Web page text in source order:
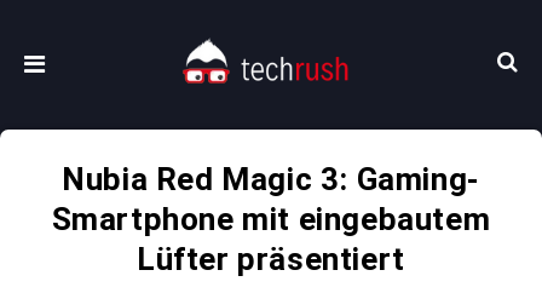
Nubia Red Magic 3: Gaming-
Smartphone mit eingebautem
Lüfter präsentiert